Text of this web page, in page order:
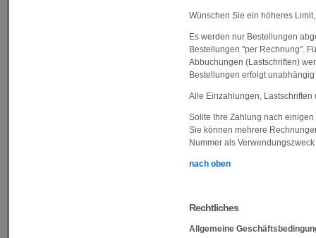
Wünschen Sie ein höheres
Es werden nur Bestellungen
Bestellungen "per Rechnung".
Abbuchungen (Lastschriften)
Bestellungen erfolgt
Alle Einzahlungen, Lastschriften
Sollte Ihre Zahlung nach
Sie können mehrere
Nummer als
nach oben
Rechtliches
Allgemeine